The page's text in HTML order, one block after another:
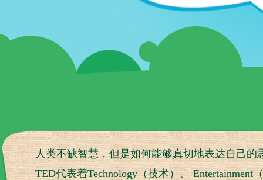
人类不缺智慧，但是如何能够真切地表达自己的
TED代表着Technology（技术）、